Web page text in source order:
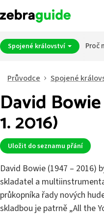
Spojené království Proč
Průvodce Spojené
David Bowie
1. 2016)
Uložit do seznamu přání
David Bowie (1947 – 2016)
skladatel a
průkopníka řady nových
skladbou je patrně „All the